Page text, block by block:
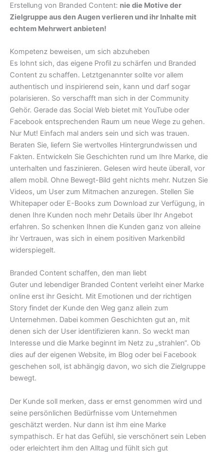
Erstellung von Branded Content: nie die Motive der
Zielgruppe aus den Augen verlieren und ihr Inhalte mit
echtem Mehrwert anbieten!
Kompetenz beweisen, um sich abzuheben
Es lohnt sich, das eigene Profil zu schärfen und Branded
Content zu schaffen. Letztgenannter sollte vor allem
authentisch und inspirierend sein, kann und darf sogar
polarisieren. So verschafft man sich in der Community
Gehör. Gerade das Social Web bietet mit YouTube oder
Facebook entsprechenden Raum um neue Wege zu gehen.
Nur Mut! Einfach mal anders sein und sich was trauen.
Beraten Sie, liefern Sie wertvolles Hintergrundwissen und
Fakten. Entwickeln Sie Geschichten rund um Ihre Marke, die
unterhalten und faszinieren. Gelesen wird heute überall, vor
allem mobil. Ohne Bewegt-Bild geht nichts mehr. Nutzen Sie
Videos, um User zum Mitmachen anzuregen. Stellen Sie
Whitepaper oder E-Books zum Download zur Verfügung, in
denen Ihre Kunden noch mehr Details über Ihr Angebot
erfahren. So schenken Ihnen die Kunden ganz von alleine
ihr Vertrauen, was sich in einem positiven Markenbild
widerspiegelt.
Branded Content schaffen, den man liebt
Guter und lebendiger Branded Content verleiht einer Marke
online erst ihr Gesicht. Mit Emotionen und der richtigen
Story findet der Kunde den Weg ganz allein zum
Unternehmen. Dabei kommen Geschichten gut an, mit
denen sich der User identifizieren kann. So weckt man
Interesse und die Marke beginnt im Netz zu „strahlen“. Ob
dies auf der eigenen Website, im Blog oder bei Facebook
geschehen soll, ist abhängig davon, wo sich die Zielgruppe
bewegt.
Der Kunde soll merken, dass er ernst genommen wird und
seine persönlichen Bedürfnisse vom Unternehmen
geschätzt werden. Nur dann ist ihm eine Marke
sympathisch. Er hat das Gefühl, sie verschönert sein Leben
oder erleichtert ihm den Alltag und fühlt sich gut